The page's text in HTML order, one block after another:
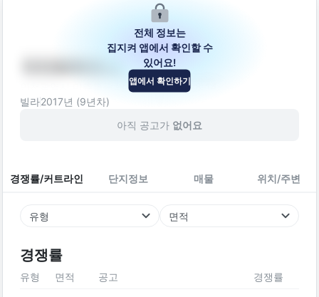
인천광역시 미추홀구 낙섬중로91번길 28-14
빌라2017년 (9년차)
아직 공고가 없어요
경쟁률/커트라인 단지정보 매물 위치/주변
유형 면적
경쟁률
전체 정보는
집지켜 앱에서 확인할 수
있어요!
앱에서 확인하기
유형 면적 공고 경쟁률